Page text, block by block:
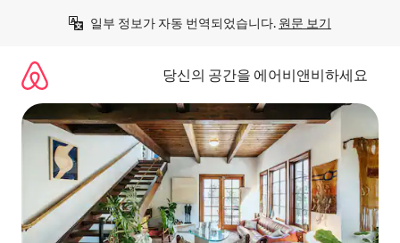
일부 정보가 자동 번역되었습니다. 원문 보기
당신의 공간을 에어비앤비하세요